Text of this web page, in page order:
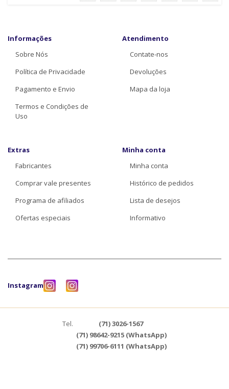
Informações
Sobre Nós
Política de Privacidade
Pagamento e Envio
Termos e Condições de
Uso
Atendimento
Contate-nos
Devoluções
Mapa da loja
Extras
Fabricantes
Comprar vale presentes
Programa de afiliados
Ofertas especiais
Minha conta
Minha conta
Histórico de pedidos
Lista de desejos
Informativo
Instagram
Tel.
(71) 3026-1567
(71) 98642-9215 (WhatsApp)
(71) 99706-6111 (WhatsApp)